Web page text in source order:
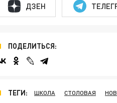
ДЗЕН
ПОДЕЛИТЬСЯ:
ТЕГИ: ШКОЛА СТОЛОВАЯ